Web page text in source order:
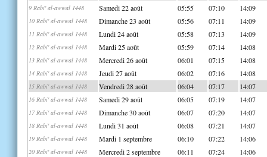
9 Rabi' al-awwal 1448 Samedi 22 août 05:55 07:10 14:09
10 Rabi' al-awwal 1448 Dimanche 23 août 05:56 07:11 14:09
11 Rabi' al-awwal 1448 Lundi 24 août 05:58 07:13 14:09
12 Rabi' al-awwal 1448 Mardi 25 août 05:59 07:14 14:08
13 Rabi' al-awwal 1448 Mercredi 26 août 06:01 07:15 14:08
14 Rabi' al-awwal 1448 Jeudi 27 août 06:02 07:16 14:08
15 Rabi' al-awwal 1448 Vendredi 28 août 06:04 07:17 14:07
16 Rabi' al-awwal 1448 Samedi 29 août 06:05 07:19 14:07
17 Rabi' al-awwal 1448 Dimanche 30 août 06:07 07:20 14:07
18 Rabi' al-awwal 1448 Lundi 31 août 06:08 07:21 14:07
19 Rabi' al-awwal 1448 Mardi 1 septembre 06:10 07:22 14:06
20 Rabi' al-awwal 1448 Mercredi 2 septembre 06:11 07:24 14:06